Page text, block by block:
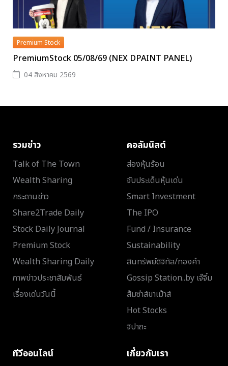
Premium Stock
PremiumStock 05/08/69 (NEX DPAINT PANEL)
04 สิงหาคม 2569
รวมข่าว
Talk of The Town
Wealth Sharing
กระดานข่าว
Share2Trade Daily
Stock Daily Journal
Premium Stock
Wealth Sharing Daily
ภาพข่าวประชาสัมพันธ์
เรื่องเด่นวันนี้
คอลัมนิสต์
ส่องหุ้นร้อน
จับประเด็นหุ้นเด่น
Smart Investment
The IPO
Fund / Insurance
Sustainability
สินทรัพย์ดิจิทัล/ทองคำ
Gossip Station..by เจ๊จิ๋ม
ส้มซ่าส์ขาเม้าส์
Hot Stocks
จิปาถะ
ทีวีออนไลน์ เกี่ยวกับเรา